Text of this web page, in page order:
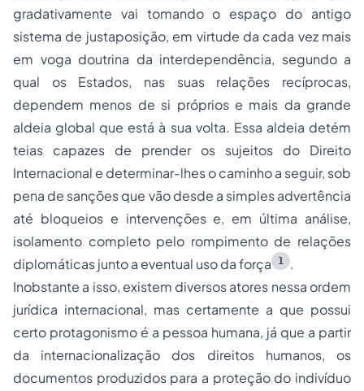
gradativamente vai tomando o espaço do antigo
sistema de justaposição, em virtude da cada vez mais
em voga doutrina da interdependência, segundo a
qual os Estados, nas suas relações recíprocas,
dependem menos de si próprios e mais da grande
aldeia global que está à sua volta. Essa aldeia detém
teias capazes de prender os sujeitos do Direito
Internacional e determinar-lhes o caminho a seguir, sob
pena de sanções que vão desde a simples advertência
até bloqueios e intervenções e, em última análise,
isolamento completo pelo rompimento de relações
diplomáticas junto a eventual uso da força
1
.
Inobstante a isso, existem diversos atores nessa ordem
jurídica internacional, mas certamente a que possui
certo protagonismo é a pessoa humana, já que a partir
da internacionalização dos direitos humanos, os
documentos produzidos para a proteção do indivíduo